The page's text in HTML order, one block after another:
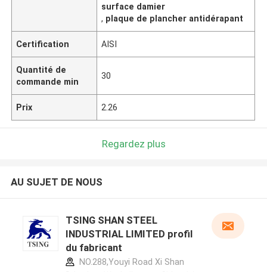
surface damier
, plaque de plancher antidérapant
Certification AISI
Quantité de
commande min
30
Prix 2.26
Regardez plus
AU SUJET DE NOUS
TSING SHAN STEEL
INDUSTRIAL LIMITED profil
du fabricant
NO.288,Youyi Road Xi Shan